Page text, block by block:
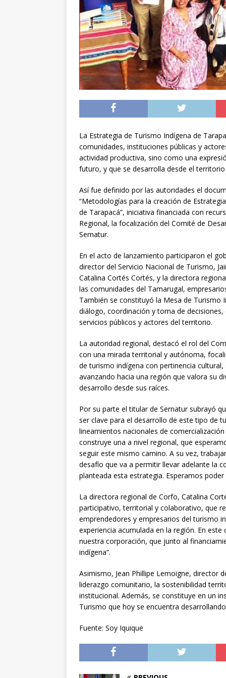
[ 05/08/2026 ]
Iquique
DEPORTES
[ 05/08/2026 ]
público del sector El
[ 06/08/2026 ]
El
noviembre
La Estrategia de Turismo Indígena de
comunidades, instituciones públicas y
actividad productiva, sino como una
futuro, y que se desarrolla desde el
Así fue definido por las autoridades el
“Metodologías para la creación de
de Tarapacá”, iniciativa financiada con
Regional, la focalización del Comité de
Sernatur.
En el acto de lanzamiento participaron el
director del Servicio Nacional de Turismo,
Catalina Cortés Cortés, y la directora
las comunidades del Tamarugal,
También se constituyó la Mesa de Turismo
diálogo, coordinación y toma de
servicios públicos y actores del territorio.
La autoridad regional, destacó el rol del
con una mirada territorial y autónoma,
de turismo indígena con pertinencia
avanzando hacia una región que valora su
desarrollo desde sus raíces.
Por su parte el titular de Sernatur subrayó
ser clave para el desarrollo de este tipo de
lineamientos nacionales de
construye una a nivel regional, que
seguir este mismo camino. A su vez,
desafío que va a permitir llevar adelante la
planteada esta estrategia. Esperamos
La directora regional de Corfo, Catalina
participativo, territorial y colaborativo, que
emprendedores y empresarios del turismo
experiencia acumulada en la región. En
nuestra corporación, que junto al
indígena”.
Asimismo, Jean Phillipe Lemoigne, director
liderazgo comunitario, la sostenibilidad
institucional. Además, se constituye en un
Turismo que hoy se encuentra
Fuente: Soy Iquique